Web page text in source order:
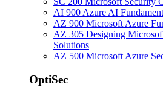
AI 900 Azure AI
AZ 900 Microsoft Azure
AZ 305 Designing
Solutions
AZ 500 Microsoft Azure
OptiSec